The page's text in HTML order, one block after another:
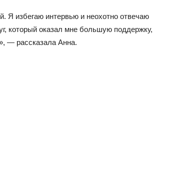
Я избегаю интервью и неохотно отвечаю
который оказал мне большую поддержку,
— рассказала Анна.